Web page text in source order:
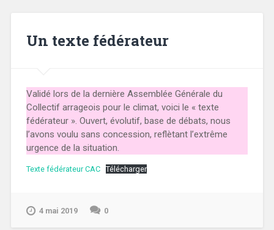
Un texte fédérateur
Validé lors de la dernière Assemblée Générale du
Collectif arrageois pour le climat, voici le « texte
fédérateur ». Ouvert, évolutif, base de débats, nous
l’avons voulu sans concession, reflètant l’extrême
urgence de la situation.
Texte fédérateur CAC Télécharger
4 mai 2019 0